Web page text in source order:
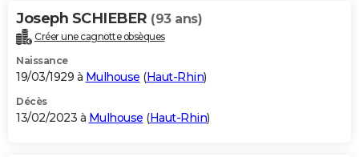
Joseph SCHIEBER (93 ans)
Créer une cagnotte obsèques
Naissance
19/03/1929 à Mulhouse (Haut-Rhin)
Décès
13/02/2023 à Mulhouse (Haut-Rhin)